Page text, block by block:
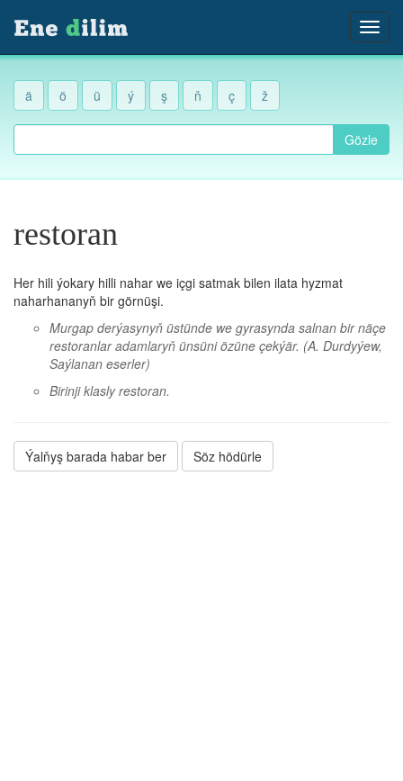
ä ö ü ý ş ň ç ž
Gözle
restoran
Her hili ýokary hilli nahar we içgi satmak bilen ilata hyzmat
naharhananyň bir görnüşi.
Murgap derýasynyň üstünde we gyrasynda salnan bir näçe
restoranlar adamlaryň ünsüni özüne çekýär. (A. Durdyýew,
Saýlanan eserler)
Birinji klasly restoran.
Ýalňyş barada habar ber Söz hödürle